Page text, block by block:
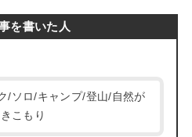
を書いた人
/ソロ/キャンプ/登山/自然が
こもり